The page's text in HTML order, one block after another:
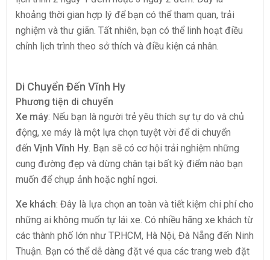
khoảng thời gian hợp lý để bạn có thể tham quan, trải
nghiệm và thư giãn. Tất nhiên, bạn có thể linh hoạt điều
chỉnh lịch trình theo sở thích và điều kiện cá nhân.
Di Chuyển Đến Vĩnh Hy
Phương tiện di chuyển
Xe máy: Nếu bạn là người trẻ yêu thích sự tự do và chủ
động, xe máy là một lựa chọn tuyệt vời để di chuyển
đến Vịnh Vĩnh Hy. Bạn sẽ có cơ hội trải nghiệm những
cung đường đẹp và dừng chân tại bất kỳ điểm nào bạn
muốn để chụp ảnh hoặc nghỉ ngơi.
Xe khách: Đây là lựa chọn an toàn và tiết kiệm chi phí cho
những ai không muốn tự lái xe. Có nhiều hãng xe khách từ
các thành phố lớn như TP.HCM, Hà Nội, Đà Nẵng đến Ninh
Thuận. Bạn có thể dễ dàng đặt vé qua các trang web đặt